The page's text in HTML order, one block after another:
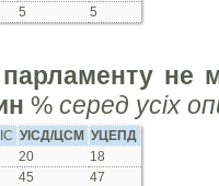
5 5
не
%серед усіх
УІСД/ЦСМ
УЦЕПД
20
18
45
47